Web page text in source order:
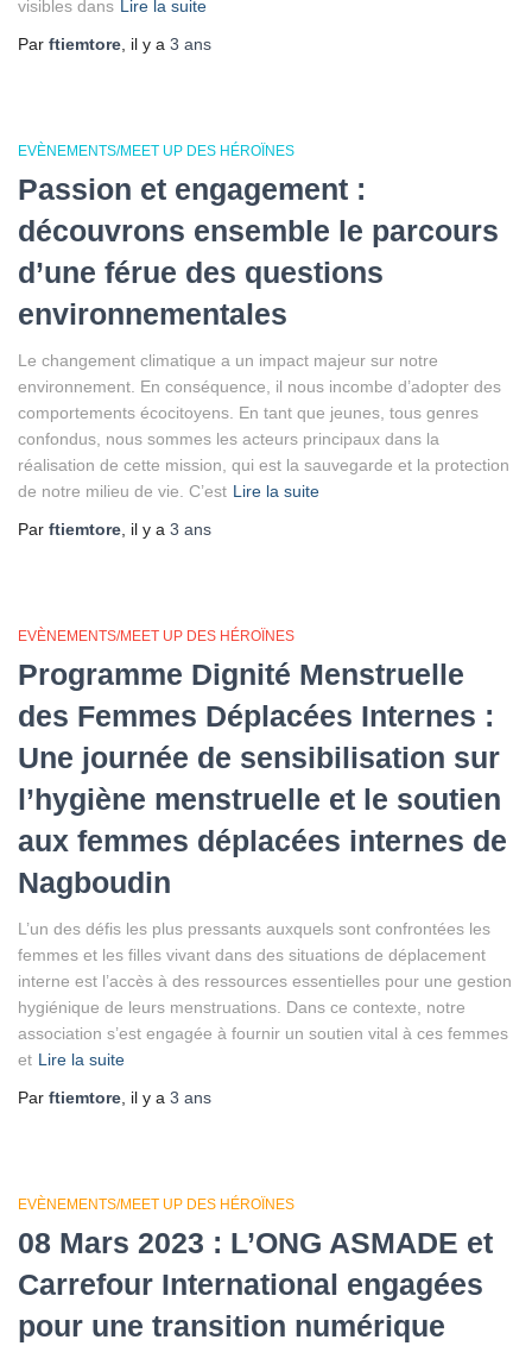
visibles dans
Lire la suite
Par ftiemtore , il y a 3 ans
EVÈNEMENTS/MEET UP DES HÉROÏNES
Passion et engagement :
découvrons ensemble le parcours
d’une férue des questions
environnementales
Le changement climatique a un impact majeur sur notre
environnement. En conséquence, il nous incombe d’adopter des
comportements écocitoyens. En tant que jeunes, tous genres
confondus, nous sommes les acteurs principaux dans la
réalisation de cette mission, qui est la sauvegarde et la protection
de notre milieu de vie. C’est Lire la suite
Par ftiemtore , il y a 3 ans
EVÈNEMENTS/MEET UP DES HÉROÏNES
Programme Dignité Menstruelle
des Femmes Déplacées Internes :
Une journée de sensibilisation sur
l’hygiène menstruelle et le soutien
aux femmes déplacées internes de
Nagboudin
L’un des défis les plus pressants auxquels sont confrontées les
femmes et les filles vivant dans des situations de déplacement
interne est l’accès à des ressources essentielles pour une gestion
hygiénique de leurs menstruations. Dans ce contexte, notre
association s’est engagée à fournir un soutien vital à ces femmes
et Lire la suite
Par ftiemtore , il y a 3 ans
EVÈNEMENTS/MEET UP DES HÉROÏNES
08 Mars 2023 : L’ONG ASMADE et
Carrefour International engagées
pour une transition numérique